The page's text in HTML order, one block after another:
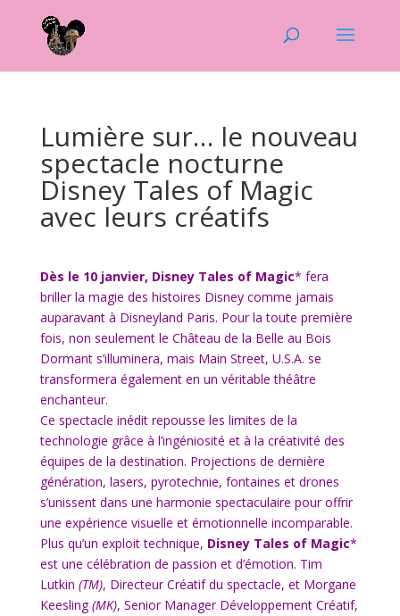
Lumière sur… le nouveau
spectacle nocturne
Disney Tales of Magic
avec leurs créatifs
Dès le 10 janvier, Disney Tales of Magic* fera
briller la magie des histoires Disney comme jamais
auparavant à Disneyland Paris. Pour la toute première
fois, non seulement le Château de la Belle au Bois
Dormant s’illuminera, mais Main Street, U.S.A. se
transformera également en un véritable théâtre
enchanteur.
Ce spectacle inédit repousse les limites de la
technologie grâce à l’ingéniosité et à la créativité des
équipes de la destination. Projections de dernière
génération, lasers, pyrotechnie, fontaines et drones
s’unissent dans une harmonie spectaculaire pour offrir
une expérience visuelle et émotionnelle incomparable.
Plus qu’un exploit technique, Disney Tales of Magic*
est une célébration de passion et d’émotion. Tim
Lutkin (TM), Directeur Créatif du spectacle, et Morgane
Keesling(MK), Senior Manager Développement Créatif,